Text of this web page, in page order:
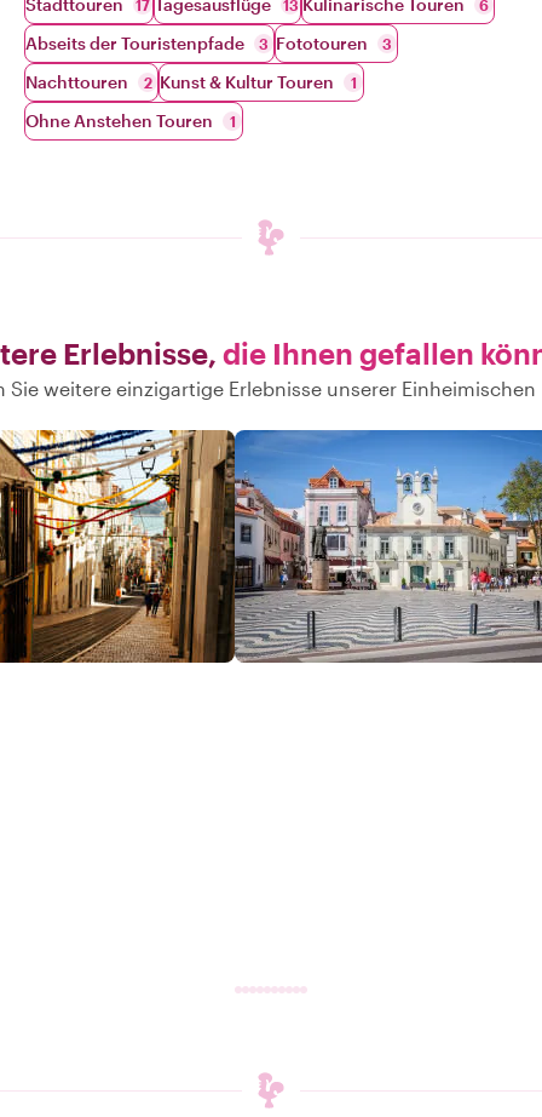
Stadttouren 17 Tagesausflüge 13 Kulinarische Touren 6
Abseits der Touristenpfade 3 Fototouren 3
Nachttouren 2 Kunst & Kultur Touren 1
Ohne Anstehen Touren 1
Erlebnisse, die Ihnen gefallen
Sie weitere einzigartige Erlebnisse unserer Einheimischen